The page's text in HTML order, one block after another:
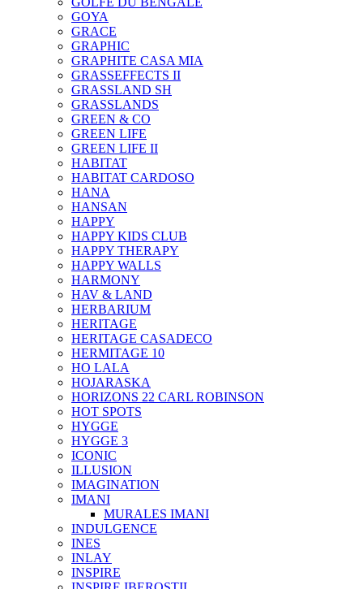
GOYA
GRACE
GRAPHIC
GRAPHITE CASA MIA
GRASSEFFECTS II
GRASSLAND SH
GRASSLANDS
GREEN & CO
GREEN LIFE
GREEN LIFE II
HABITAT
HABITAT CARDOSO
HANA
HANSAN
HAPPY
HAPPY KIDS CLUB
HAPPY THERAPY
HAPPY WALLS
HARMONY
HAV & LAND
HERBARIUM
HERITAGE
HERITAGE CASADECO
HERMITAGE 10
HO LALA
HOJARASKA
HORIZONS 22 CARL ROBINSON
HOT SPOTS
HYGGE
HYGGE 3
ICONIC
ILLUSION
IMAGINATION
IMANI
MURALES IMANI
INDULGENCE
INES
INLAY
INSPIRE